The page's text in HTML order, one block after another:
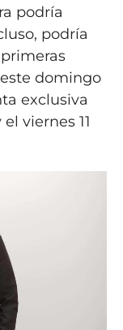
podría
podría
domingo
exclusiva
viernes 11